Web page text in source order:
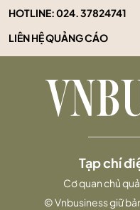
HOTLINE:024. 37824741
LIÊN HỆ QUẢNG CÁO
Tạp chí
Cơ quan chủ
© Vnbusiness giữ